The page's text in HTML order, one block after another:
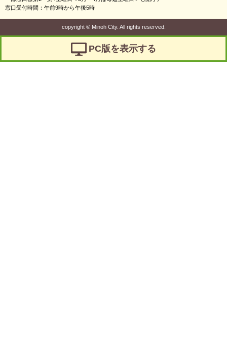
窓口受付時間：午前9時から午後5時
copyright ©Minoh City. All rights reserved.
PC版を表示する